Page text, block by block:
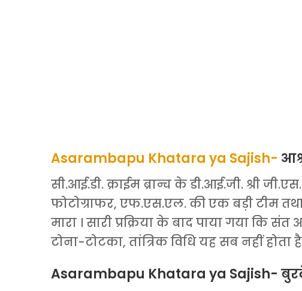
Asarambapu Khatara ya Sajish-
सी.आई.डी. क्राईम ब्रान्च के डी.आई.जी. श्री
फोटोग्राफर, एफ.एस.एल. की एक बड़ी टीम
मारा । सारी प्रक्रिया के बाद पाया गया कि
टोना-टोटका, तांत्रिक विधि यह सब नहीं होता है
Asarambapu Khatara ya Sajish-